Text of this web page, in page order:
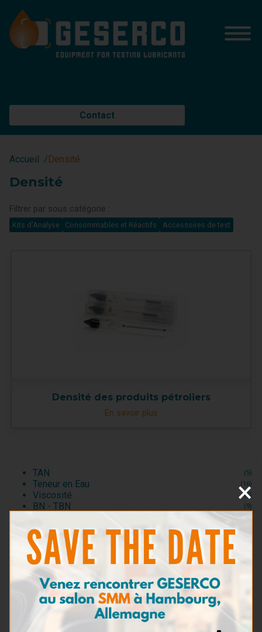
Contact
TAN (5)
Teneur en Eau (16)
Viscosité (5)
BN - TBN (9)
Teneur en Fer
Teneur en imbrûlés
Détergence
Capacité de dispersion
Bactéries & Moisissures
Présence d'eau de mer
Dilution
Densité
Kits d'Analyse
Accueil Densité
Densité
Filtrer par sous catégorie :
Kits d'Analyse Consommables et Réactifs Accessoires de test
Densité des produits pétroliers
En savoir plus
×